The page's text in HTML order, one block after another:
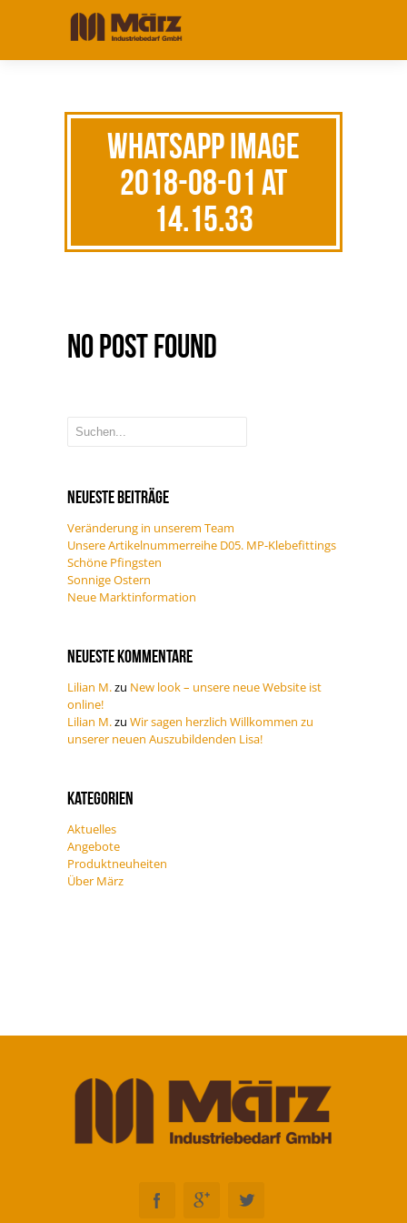
WhatsApp Image
2018-08-01 at
14.15.33
No Post Found
Neueste Beiträge
Veränderung in unserem Team
Unsere Artikelnummerreihe D05. MP-Klebefittings
Schöne Pfingsten
Sonnige Ostern
Neue Marktinformation
Neueste Kommentare
Lilian M.zu New look – unsere neue Website ist
online!
Lilian M.zu Wir sagen herzlich Willkommen zu
unserer neuen Auszubildenden Lisa!
Kategorien
Aktuelles
Angebote
Produktneuheiten
Über März